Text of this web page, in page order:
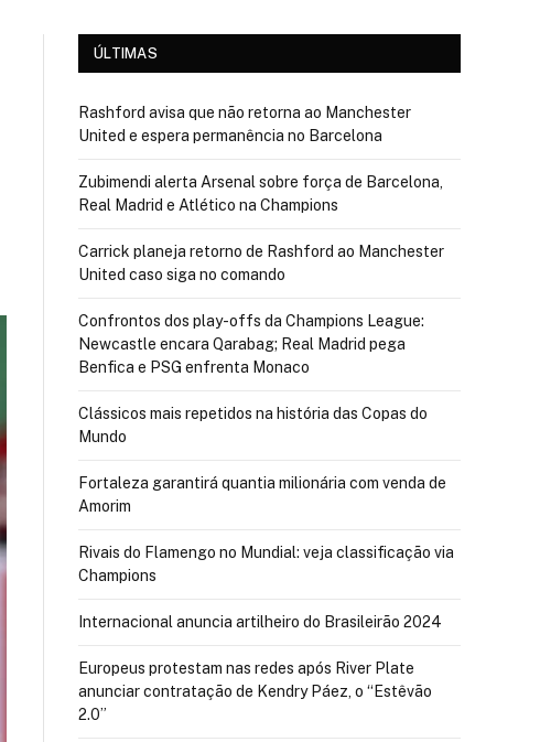
ÚLTIMAS
Rashford avisa que não retorna ao Manchester
United e espera permanência no Barcelona
Zubimendi alerta Arsenal sobre força de Barcelona,
Real Madrid e Atlético na Champions
Carrick planeja retorno de Rashford ao Manchester
United caso siga no comando
Confrontos dos play-offs da Champions League:
Newcastle encara Qarabag; Real Madrid pega
Benfica e PSG enfrenta Monaco
Clássicos mais repetidos na história das Copas do
Mundo
Fortaleza garantirá quantia milionária com venda de
Amorim
Rivais do Flamengo no Mundial: veja classificação via
Champions
Internacional anuncia artilheiro do Brasileirão 2024
Europeus protestam nas redes após River Plate
anunciar contratação de Kendry Páez, o “Estêvão
2.0”